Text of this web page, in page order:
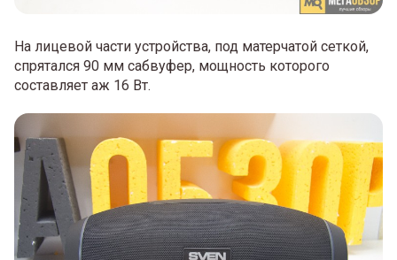
На лицевой части устройства, под матерчатой сеткой,
спрятался 90 мм сабвуфер, мощность которого
составляет аж 16 Вт.